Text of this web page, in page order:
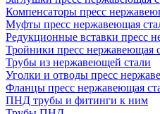
Компенсаторы пресс
Муфты пресс нержавеющая
Редукционные вставки пресс
Тройники пресс нержавеющая
Трубы из нержавеющей стали
Уголки и отводы пресс
Фланцы пресс нержавеющая
ПНД трубы и фитинги к ним